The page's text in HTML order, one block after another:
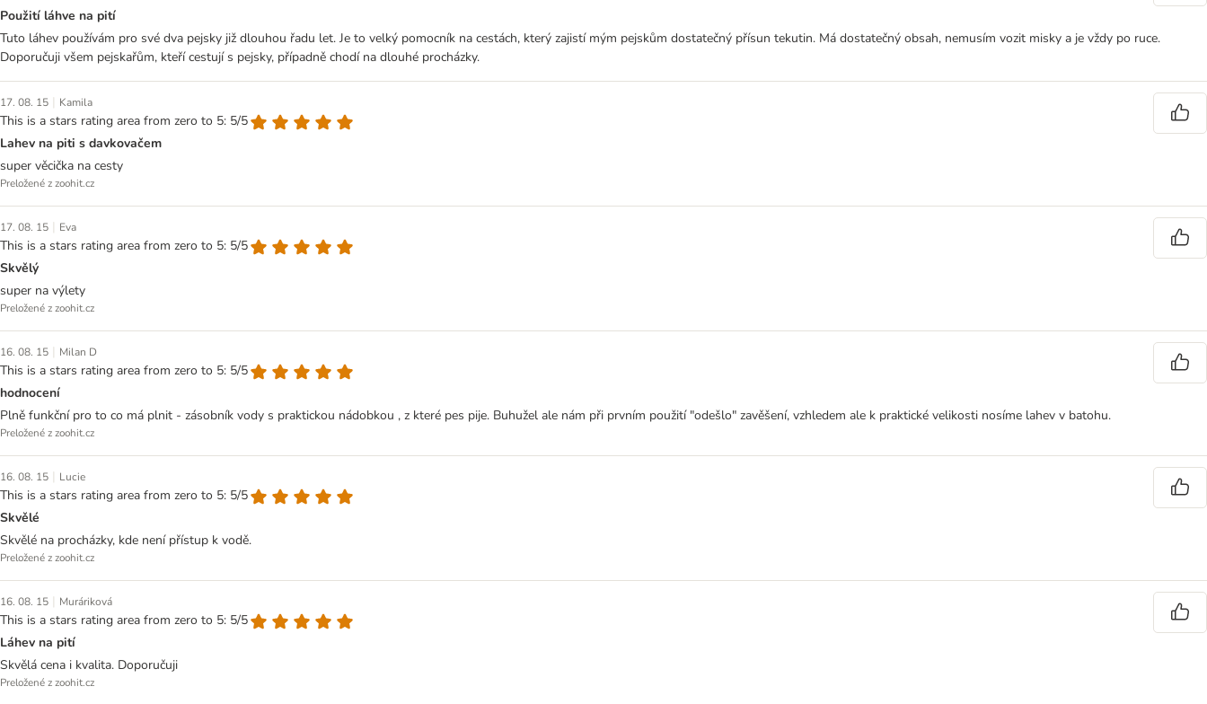
Použití láhve na pití
Tuto láhev používám pro své dva pejsky již dlouhou řadu let. Je to velký pomocník na cestách, který zajistí mým pejskům dostatečný přísun tekutin. Má dostatečný obsah, nemusím vozit misky a je vždy po ruce.
Doporučuji všem pejskařům, kteří cestují s pejsky, případně chodí na dlouhé procházky.
17. 08. 15 | Kamila
This is a stars rating area from zero to 5: 5/5
Lahev na piti s davkovačem
super věcička na cesty
Preložené z zoohit.cz
17. 08. 15 | Eva
This is a stars rating area from zero to 5: 5/5
Skvělý
super na výlety
Preložené z zoohit.cz
16. 08. 15 | Milan D
This is a stars rating area from zero to 5: 5/5
hodnocení
Plně funkční pro to co má plnit - zásobník vody s praktickou nádobkou , z které pes pije. Buhužel ale nám při prvním použití "odešlo" zavěšení, vzhledem ale k praktické velikosti nosíme lahev v batohu.
Preložené z zoohit.cz
16. 08. 15 | Lucie
This is a stars rating area from zero to 5: 5/5
Skvělé
Skvělé na procházky, kde není přístup k vodě.
Preložené z zoohit.cz
16. 08. 15 | Muráriková
This is a stars rating area from zero to 5: 5/5
Láhev na pití
Skvělá cena i kvalita. Doporučuji
Preložené z zoohit.cz